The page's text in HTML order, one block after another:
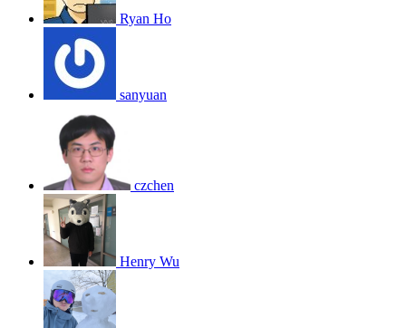
Ryan Ho
sanyuan
czchen
Henry Wu